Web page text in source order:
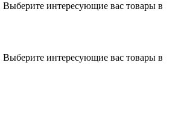
Выберите интересующие вас товары в
Выберите интересующие вас товары в